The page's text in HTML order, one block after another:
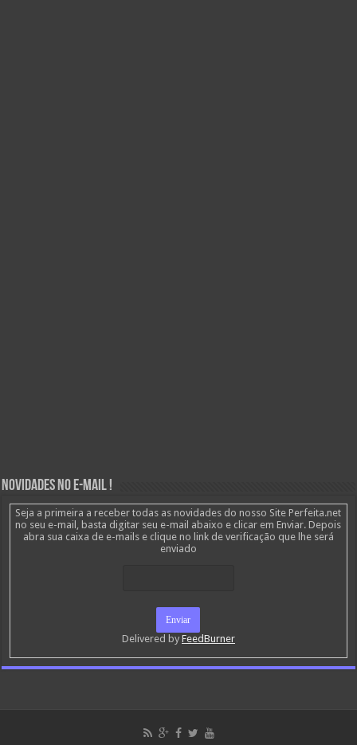
Novidades no E-mail !
Seja a primeira a receber todas as novidades do nosso Site Perfeita.net
no seu e-mail, basta digitar seu e-mail abaixo e clicar em Enviar. Depois
abra sua caixa de e-mails e clique no link de verificação que lhe será
enviado
Delivered by FeedBurner